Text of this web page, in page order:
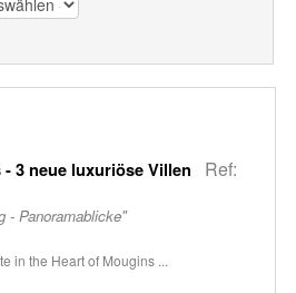
- 3 neue luxuriöse Villen
Ref:
- Panoramablicke"
in the Heart of Mougins ...